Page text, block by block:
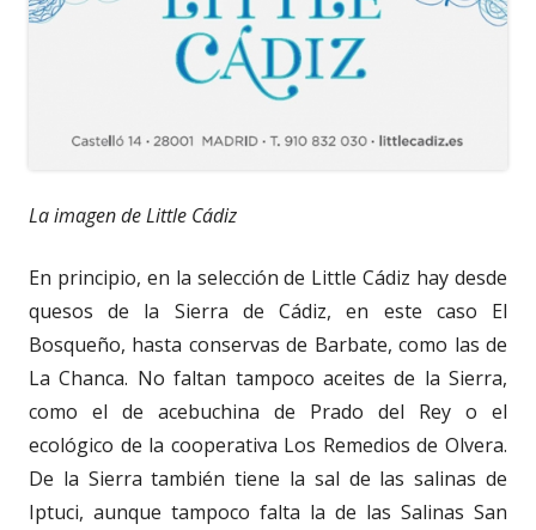
La imagen de Little Cádiz
En principio, en la selección de Little Cádiz hay desde
quesos de la Sierra de Cádiz, en este caso El
Bosqueño, hasta conservas de Barbate, como las de
La Chanca. No faltan tampoco aceites de la Sierra,
como el de acebuchina de Prado del Rey o el
ecológico de la cooperativa Los Remedios de Olvera.
De la Sierra también tiene la sal de las salinas de
Iptuci, aunque tampoco falta la de las Salinas San